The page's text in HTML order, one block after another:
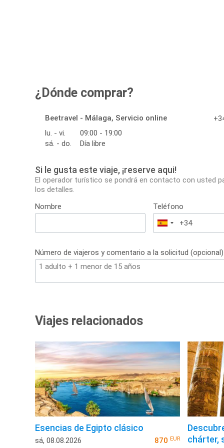
¿Dónde comprar?
Beetravel - Málaga, Servicio online
lu. - vi.
09:00 - 19:00
sá. - do.
Día libre
Si le gusta este viaje, ¡reserve aqui!
El operador turístico se pondrá en contacto con usted
los detalles.
Nombre
Teléfono
España
+34
Número de viajeros y comentario a la solicitud (opcional)
Viajes relacionados
Esencias de Egipto clásico
sá, 08.08.2026 870 EUR
chárter,